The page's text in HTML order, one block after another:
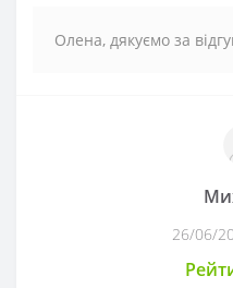
Олена, дякуємо за
26/06/